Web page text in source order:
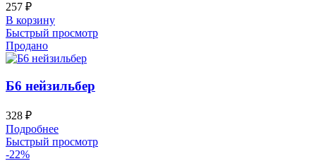
257 ₽
В корзину
Быстрый просмотр
Продано
Б6 нейзильбер
328 ₽
Подробнее
Быстрый просмотр
-22%